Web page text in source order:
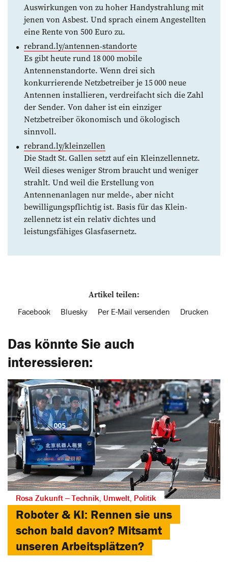
Auswirkungen von zu hoher Handystrahlung mit
jenen von Asbest. Und sprach einem Angestellten
eine Rente von 500 Euro zu.
rebrand.ly/antennen-standorte
Es gibt heute rund 18 000 mobile
Antennenstandorte. Wenn drei sich
konkurrierende Netzbetreiber je 15 000 neue
Antennen installieren, verdreifacht sich die Zahl
der Sender. Von daher ist ein einziger
Netzbetreiber ökonomisch und ökologisch
sinnvoll.
rebrand.ly/kleinzellen
Die Stadt St. Gallen setzt auf ein Kleinzellennetz.
Weil dieses weniger Strom braucht und weniger
strahlt. Und weil die Erstellung von
Antennenanlagen nur melde-, aber nicht
bewilligungspflichtig ist. Basis für das Klein­
zellennetz ist ein relativ dichtes und
leistungsfähiges Glasfasernetz.
Artikel teilen:
Facebook Bluesky Per E-Mail versenden Drucken
Das könnte Sie auch
interessieren:
Rosa Zukunft ‒ Technik, Umwelt, Politik
Roboter & KI: Rennen sie uns
schon bald davon? Mitsamt
unseren Arbeitsplätzen?